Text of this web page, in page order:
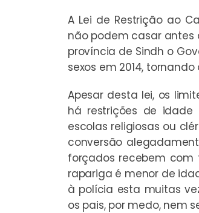
A Lei de Restrição ao
não podem casar antes
província de Sindh o
sexos em 2014,
Apesar desta lei, os
há restrições de
escolas religiosas ou
conversão
forçados recebem
rapariga é menor de
à polícia esta muitas
os pais, por medo, nem